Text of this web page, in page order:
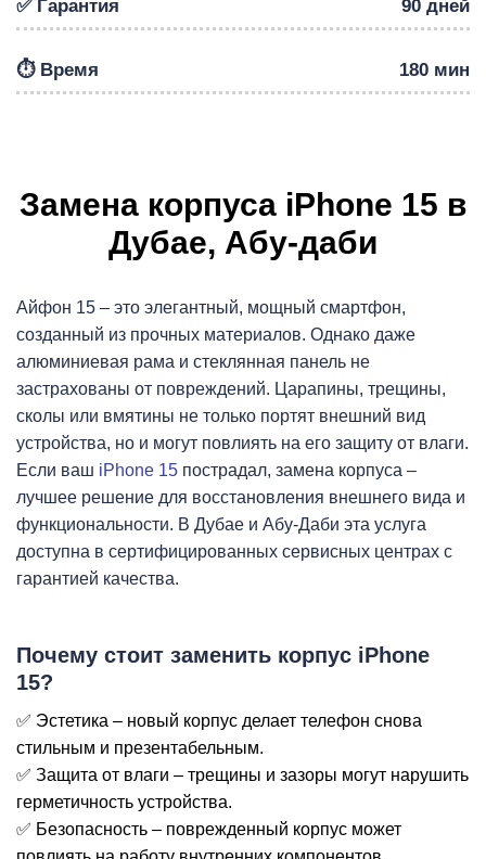
✅ Гарантия 90 дней
⏱️ Время 180 мин
Замена корпуса iPhone 15 в
Дубае, Абу-даби
Айфон 15 – это элегантный, мощный смартфон,
созданный из прочных материалов. Однако даже
алюминиевая рама и стеклянная панель не
застрахованы от повреждений. Царапины, трещины,
сколы или вмятины не только портят внешний вид
устройства, но и могут повлиять на его защиту от влаги.
Если ваш iPhone 15 пострадал, замена корпуса –
лучшее решение для восстановления внешнего вида и
функциональности. В Дубае и Абу-Даби эта услуга
доступна в сертифицированных сервисных центрах с
гарантией качества.
Почему стоит заменить корпус iPhone
15?
✅ Эстетика – новый корпус делает телефон снова
стильным и презентабельным.
✅ Защита от влаги – трещины и зазоры могут нарушить
герметичность устройства.
✅ Безопасность – поврежденный корпус может